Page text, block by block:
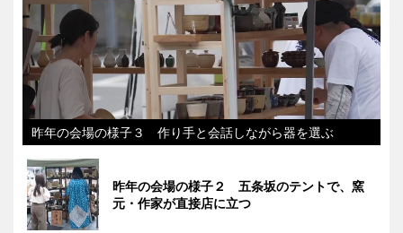
昨年の会場の様子３ 作り手と会話しながら器を選ぶ
昨年の会場の様子２ 五条坂のテントで、窯
元・作家が直接店に立つ